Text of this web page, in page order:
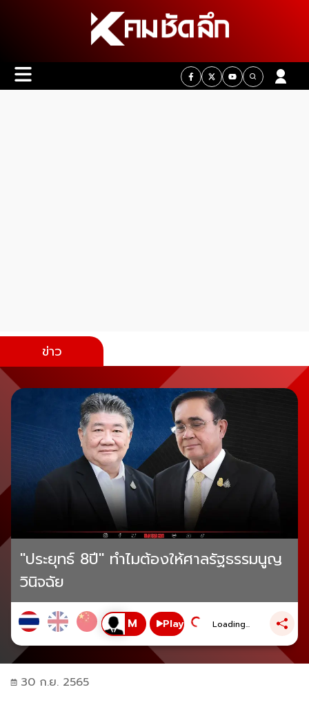
ข่าว
"ประยุทธ์ 8ปี" ทำไมต้องให้ศาลรัฐธรรมนูญ
วินิจฉัย
Play Loading...
30 ก.ย. 2565